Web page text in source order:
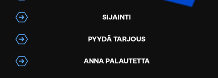
SIJAINTI
PYYDÄ TARJOUS
ANNA PALAUTETTA